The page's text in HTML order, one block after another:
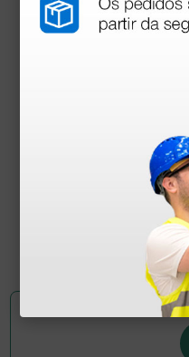
Otoscópio Heine
a pilhas e estojo - azul